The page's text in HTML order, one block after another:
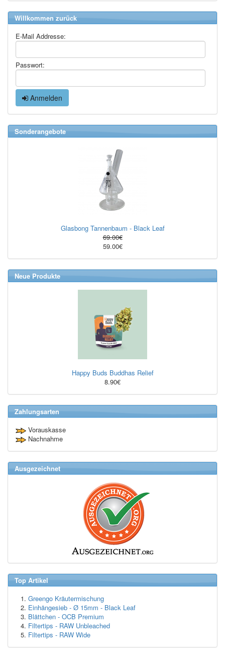
Willkommen zurück
E-Mail Addresse:
Passwort:
Anmelden
Sonderangebote
Glasbong Tannenbaum - Black Leaf
69.00€
59.00€
Neue Produkte
Happy Buds Buddhas Relief
8.90€
Zahlungsarten
Vorauskasse
Nachnahme
Ausgezeichnet
Top Artikel
Greengo Kräutermischung
Einhängesieb - Ø 15mm - Black Leaf
Blättchen - OCB Premium
Filtertips - RAW Unbleached
Filtertips - RAW Wide